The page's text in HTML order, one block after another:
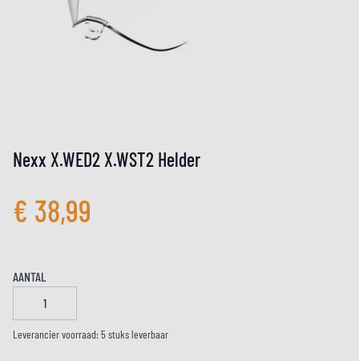
Nexx X.WED2 X.WST2 Helder
€ 38,99
AANTAL
Leverancier voorraad: 5 stuks leverbaar